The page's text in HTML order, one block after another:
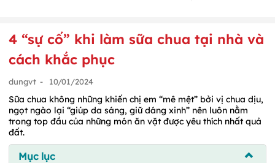
4 “sự cố” khi làm sữa chua tại nhà và
cách khắc phục
dungvt - 10/01/2024
Sữa chua không những khiến chị em “mê mệt” bởi vị chua dịu,
ngọt ngào lại “giúp da sáng, giữ dáng xinh” nên luôn nằm
trong top đầu của những món ăn vặt được yêu thích nhất quả
đất.
Mục lục